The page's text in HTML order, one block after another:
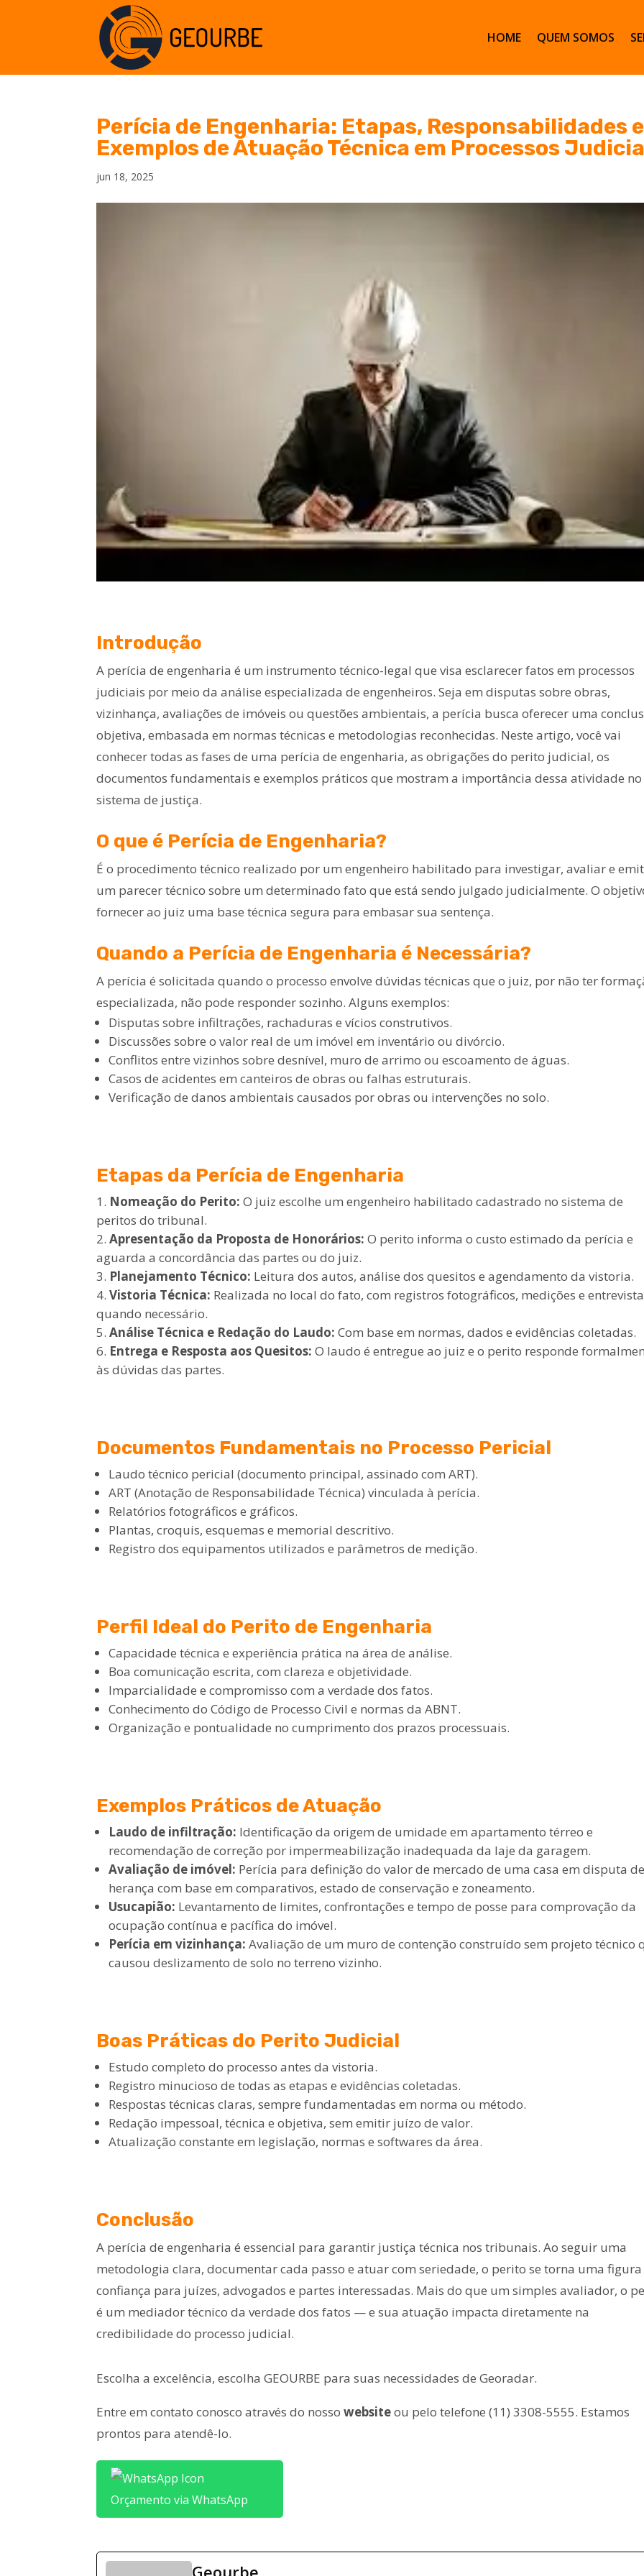
HOME QUEM SOMOS
Perícia de Engenharia: Etapas, Responsabilidades e
Exemplos de Atuação Técnica em Processos
jun 18, 2025
Introdução
A perícia de engenharia é um instrumento técnico-legal que visa esclarecer fatos em processos
judiciais por meio da análise especializada de engenheiros. Seja em disputas sobre obras,
vizinhança, avaliações de imóveis ou questões ambientais, a perícia busca oferecer uma
objetiva, embasada em normas técnicas e metodologias reconhecidas. Neste artigo, você vai
conhecer todas as fases de uma perícia de engenharia, as obrigações do perito judicial, os
documentos fundamentais e exemplos práticos que mostram a importância dessa atividade no
sistema de justiça.
O que é Perícia de Engenharia?
É o procedimento técnico realizado por um engenheiro habilitado para investigar, avaliar e
um parecer técnico sobre um determinado fato que está sendo julgado judicialmente. O
fornecer ao juiz uma base técnica segura para embasar sua sentença.
Quando a Perícia de Engenharia é Necessária?
A perícia é solicitada quando o processo envolve dúvidas técnicas que o juiz, por não ter
especializada, não pode responder sozinho. Alguns exemplos:
Disputas sobre infiltrações, rachaduras e vícios construtivos.
Discussões sobre o valor real de um imóvel em inventário ou divórcio.
Conflitos entre vizinhos sobre desnível, muro de arrimo ou escoamento de águas.
Casos de acidentes em canteiros de obras ou falhas estruturais.
Verificação de danos ambientais causados por obras ou intervenções no solo.
Etapas da Perícia de Engenharia
Nomeação do Perito: O juiz escolhe um engenheiro habilitado cadastrado no sistema de
peritos do tribunal.
Apresentação da Proposta de Honorários: O perito informa o custo estimado da perícia e
aguarda a concordância das partes ou do juiz.
Planejamento Técnico: Leitura dos autos, análise dos quesitos e agendamento da vistoria.
Vistoria Técnica: Realizada no local do fato, com registros fotográficos, medições e
quando necessário.
Análise Técnica e Redação do Laudo: Com base em normas, dados e evidências coletadas.
Entrega e Resposta aos Quesitos: O laudo é entregue ao juiz e o perito responde
às dúvidas das partes.
Documentos Fundamentais no Processo Pericial
Laudo técnico pericial (documento principal, assinado com ART).
ART (Anotação de Responsabilidade Técnica) vinculada à perícia.
Relatórios fotográficos e gráficos.
Plantas, croquis, esquemas e memorial descritivo.
Registro dos equipamentos utilizados e parâmetros de medição.
Perfil Ideal do Perito de Engenharia
Capacidade técnica e experiência prática na área de análise.
Boa comunicação escrita, com clareza e objetividade.
Imparcialidade e compromisso com a verdade dos fatos.
Conhecimento do Código de Processo Civil e normas da ABNT.
Organização e pontualidade no cumprimento dos prazos processuais.
Exemplos Práticos de Atuação
Laudo de infiltração: Identificação da origem de umidade em apartamento térreo e
recomendação de correção por impermeabilização inadequada da laje da garagem.
Avaliação de imóvel: Perícia para definição do valor de mercado de uma casa em disputa
herança com base em comparativos, estado de conservação e zoneamento.
Usucapião: Levantamento de limites, confrontações e tempo de posse para comprovação da
ocupação contínua e pacífica do imóvel.
Perícia em vizinhança: Avaliação de um muro de contenção construído sem projeto técnico
causou deslizamento de solo no terreno vizinho.
Boas Práticas do Perito Judicial
Estudo completo do processo antes da vistoria.
Registro minucioso de todas as etapas e evidências coletadas.
Respostas técnicas claras, sempre fundamentadas em norma ou método.
Redação impessoal, técnica e objetiva, sem emitir juízo de valor.
Atualização constante em legislação, normas e softwares da área.
Conclusão
A perícia de engenharia é essencial para garantir justiça técnica nos tribunais. Ao seguir uma
metodologia clara, documentar cada passo e atuar com seriedade, o perito se torna uma
confiança para juízes, advogados e partes interessadas. Mais do que um simples avaliador, o
é um mediador técnico da verdade dos fatos — e sua atuação impacta diretamente na
credibilidade do processo judicial.
Escolha a excelência, escolha GEOURBE para suas necessidades de Georadar.
Entre em contato conosco através do nossowebsiteou pelo telefone (11) 3308-5555. Estamos
prontos para atendê-lo.
Orçamento via WhatsApp